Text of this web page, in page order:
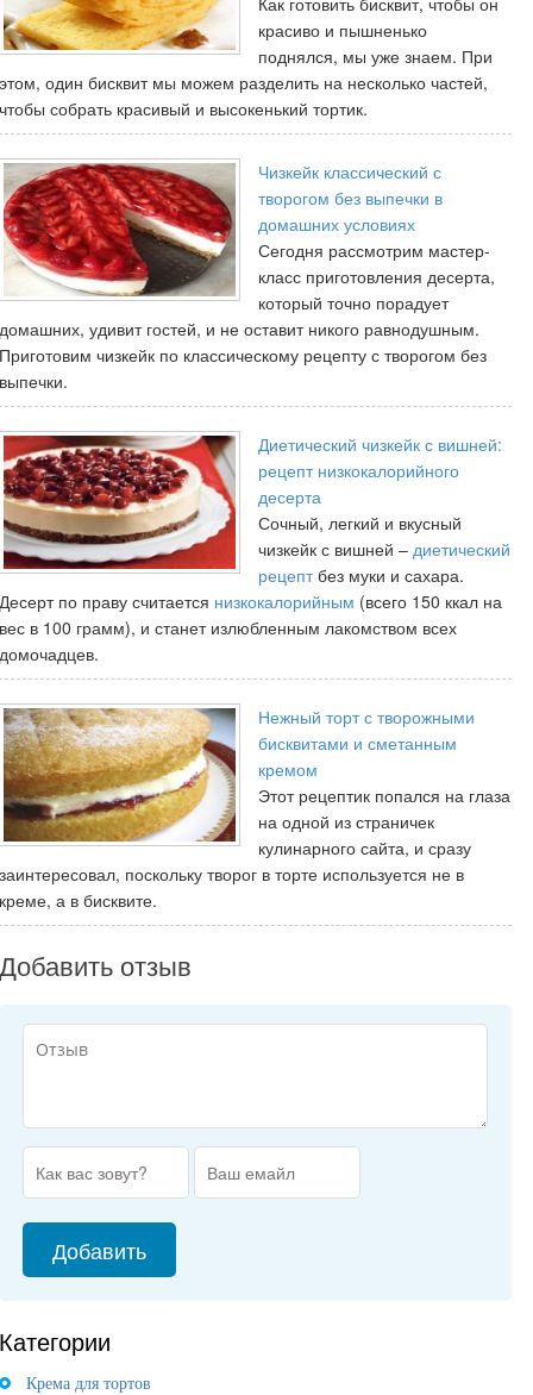
красиво и пышненько
поднялся, мы уже знаем. При
этом, один бисквит мы можем разделить на несколько частей,
чтобы собрать красивый и высокенький тортик.
Чизкейк классический с
творогом без выпечки в
домашних условиях
Сегодня рассмотрим мастер-
класс приготовления десерта,
который точно порадует
домашних, удивит гостей, и не оставит никого равнодушным.
Приготовим чизкейк по классическому рецепту с творогом без
выпечки.
Диетический чизкейк с вишней:
рецепт низкокалорийного
десерта
Сочный, легкий и вкусный
чизкейк с вишней –диетический
рецептбез муки и сахара.
Десерт по праву считается низкокалорийным (всего 150 ккал на
вес в 100 грамм), и станет излюбленным лакомством всех
домочадцев.
Нежный торт с творожными
бисквитами и сметанным
кремом
Этот рецептик попался на глаза
на одной из страничек
кулинарного сайта, и сразу
заинтересовал, поскольку творог в торте используется не в
креме, а в бисквите.
Добавить отзыв
Категории
Крема для тортов